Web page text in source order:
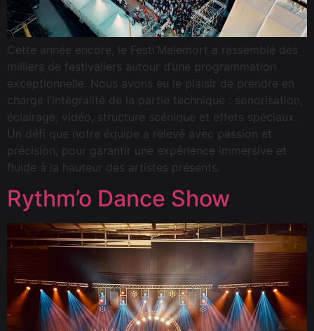
Cette année encore, le Festi’Malemort a rassemblé des
milliers de festivaliers autour d’une programmation
exceptionnelle. Nous avons eu le plaisir de prendre en
charge l’intégralité de la partie technique : sonorisation,
éclairage, vidéo, structure scénique et effets spéciaux.
Un défi que notre équipe a relevé avec passion et
précision, pour garantir une expérience immersive et
fluide à la hauteur des artistes présents.
Rythm’o Dance Show